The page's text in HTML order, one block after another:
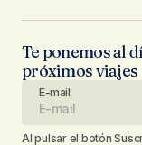
Te ponemos al
próximos viajes
E-mail
Al pulsar el botón